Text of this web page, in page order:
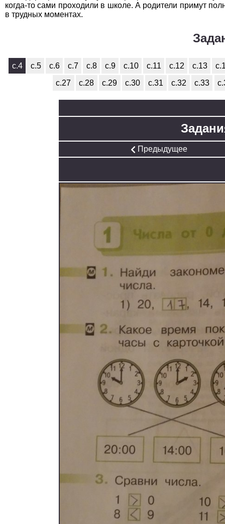
когда-то сами проходили в школе. А родители примут
в трудных моментах.
с.4 с.5 с.6 с.7 с.8 с.9 с.10 с.11 с.12 с.13
с.27
с.28 с.29 с.30 с.31 с.32 с.33
Предыдущее